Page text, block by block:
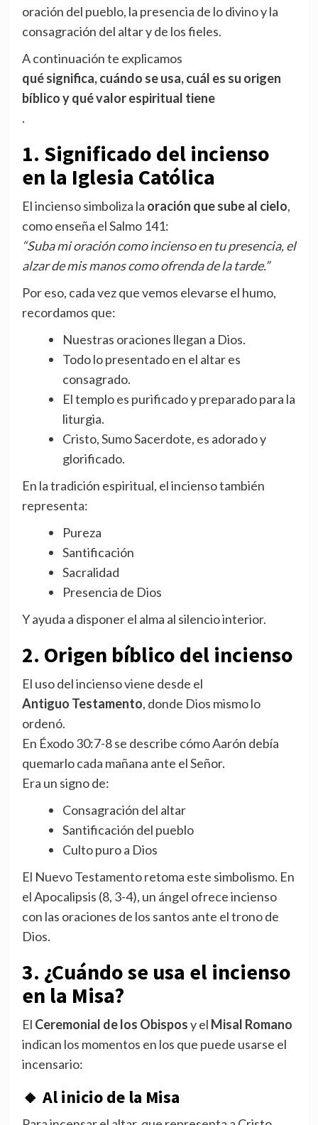
oración del pueblo, la presencia de lo divino y la
consagración del altar y de los fieles.
A continuación te explicamos
qué significa, cuándo se usa, cuál es su origen
bíblico y qué valor espiritual tiene
.
1. Significado del incienso
en la Iglesia Católica
El incienso simboliza la oración que sube al cielo,
como enseña el Salmo 141:
“Suba mi oración como incienso en tu presencia, el
alzar de mis manos como ofrenda de la tarde.”
Por eso, cada vez que vemos elevarse el humo,
recordamos que:
Nuestras oraciones llegan a Dios.
Todo lo presentado en el altar es
consagrado.
El templo es purificado y preparado para la
liturgia.
Cristo, Sumo Sacerdote, es adorado y
glorificado.
En la tradición espiritual, el incienso también
representa:
Pureza
Santificación
Sacralidad
Presencia de Dios
Y ayuda a disponer el alma al silencio interior.
2. Origen bíblico del incienso
El uso del incienso viene desde el
Antiguo Testamento, donde Dios mismo lo
ordenó.
En Éxodo 30:7-8 se describe cómo Aarón debía
quemarlo cada mañana ante el Señor.
Era un signo de:
Consagración del altar
Santificación del pueblo
Culto puro a Dios
El Nuevo Testamento retoma este simbolismo. En
el Apocalipsis (8, 3-4), un ángel ofrece incienso
con las oraciones de los santos ante el trono de
Dios.
3. ¿Cuándo se usa el incienso
en la Misa?
El Ceremonial de los Obisposy el Misal Romano
indican los momentos en los que puede usarse el
incensario:
🔸 Al inicio de la Misa